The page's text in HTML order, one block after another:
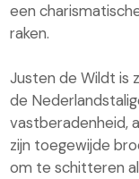
een
raken.
Justen de Wildt is
de
vastberadenheid,
zijn toegewijde
om te schitteren